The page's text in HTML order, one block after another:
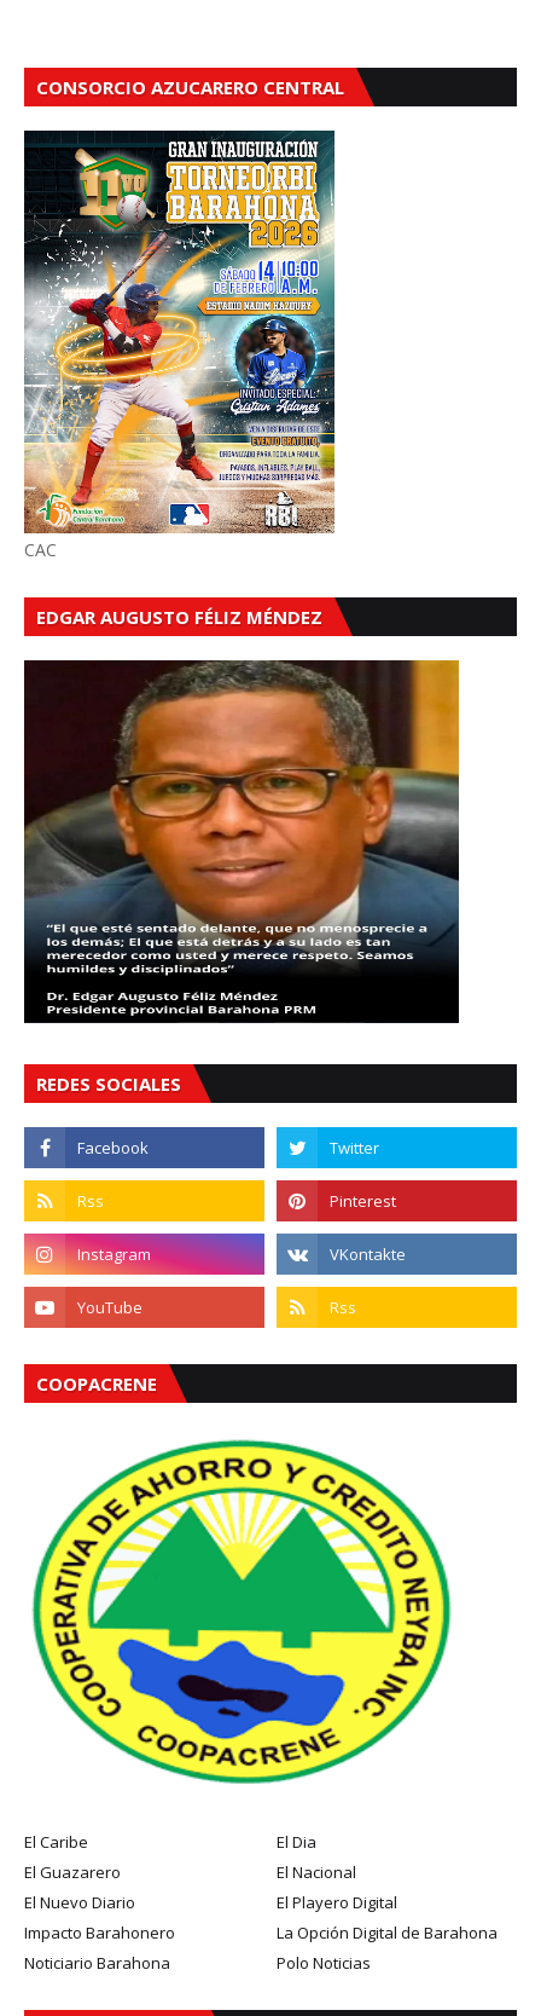
CONSORCIO AZUCARERO CENTRAL
CAC
EDGAR AUGUSTO FÉLIZ MÉNDEZ
REDES SOCIALES
COOPACRENE
El Caribe
El Dia
El Guazarero
El Nacional
El Nuevo Diario
El Playero Digital
Impacto Barahonero
La Opción Digital de Barahona
Noticiario Barahona
Polo Noticias